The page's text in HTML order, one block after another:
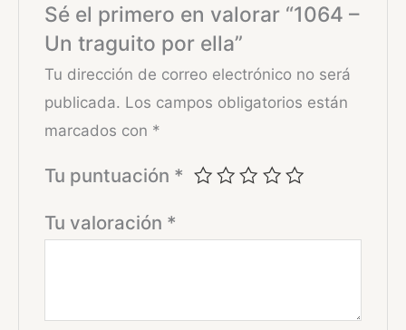
Sé el primero en valorar “1064 –
Un traguito por ella”
Tu dirección de correo electrónico no será
publicada. Los campos obligatorios están
marcados con *
Tu puntuación *
Tu valoración *